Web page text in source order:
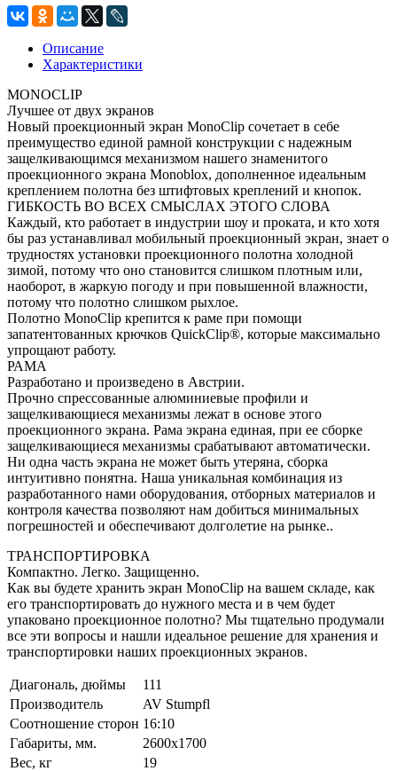
Описание
Характеристики
MONOCLIP
Лучшее от двух экранов
Новый проекционный экран MonoClip сочетает в себе
преимущество единой рамной конструкции с надежным
защелкивающимся механизмом нашего знаменитого
проекционного экрана Monoblox, дополненное идеальным
креплением полотна без штифтовых креплений и кнопок.
ГИБКОСТЬ ВО ВСЕХ СМЫСЛАХ ЭТОГО СЛОВА
Каждый, кто работает в индустрии шоу и проката, и кто хотя
бы раз устанавливал мобильный проекционный экран, знает о
трудностях установки проекционного полотна холодной
зимой, потому что оно становится слишком плотным или,
наоборот, в жаркую погоду и при повышенной влажности,
потому что полотно слишком рыхлое.
Полотно MonoClip крепится к раме при помощи
запатентованных крючков QuickClip®, которые максимально
упрощают работу.
РАМА
Разработано и произведено в Австрии.
Прочно спрессованные алюминиевые профили и
защелкивающиеся механизмы лежат в основе этого
проекционного экрана. Рама экрана единая, при ее сборке
защелкивающиеся механизмы срабатывают автоматически.
Ни одна часть экрана не может быть утеряна, сборка
интуитивно понятна. Наша уникальная комбинация из
разработанного нами оборудования, отборных материалов и
контроля качества позволяют нам добиться минимальных
погрешностей и обеспечивают долголетие на рынке..
ТРАНСПОРТИРОВКА
Компактно. Легко. Защищенно.
Как вы будете хранить экран MonoClip на вашем складе, как
его транспортировать до нужного места и в чем будет
упаковано проекционное полотно? Мы тщательно продумали
все эти вопросы и нашли идеальное решение для хранения и
транспортировки наших проекционных экранов.
Диагональ, дюймы
111
Производитель
AV Stumpfl
Соотношение сторон 16:10
Габариты, мм.
2600x1700
Вес, кг
19